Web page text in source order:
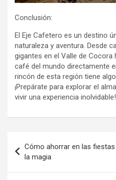
Conclusión:
El Eje Cafetero es un destino
naturaleza y aventura. Desde
gigantes en el Valle de
café del mundo directamente
rincón de esta región tiene
¡Prepárate para explorar el
vivir una experiencia inolvidable!
de
entradas
Cómo ahorrar en las
la magia